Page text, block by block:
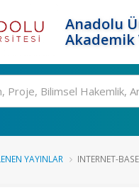
Anadolu
Akademik
YAYINLAR INTERNET-